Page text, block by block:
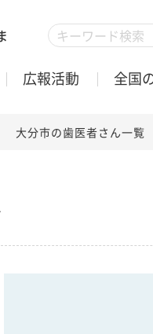
広報活動 全国
大分市の歯医者さん一覧